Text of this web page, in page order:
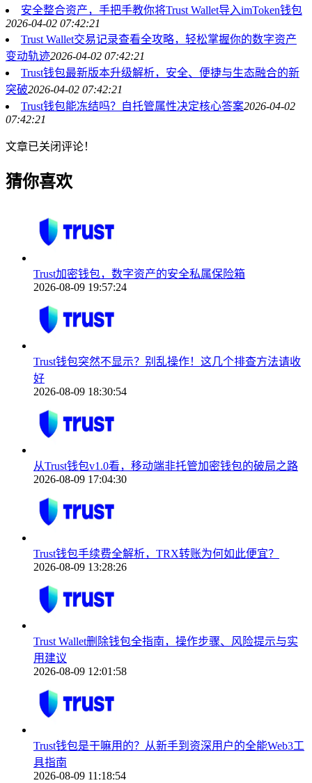
安全整合资产，手把手教你将Trust Wallet导入imToken钱包
2026-04-02 07:42:21
Trust Wallet交易记录查看全攻略，轻松掌握你的数字资产
变动轨迹2026-04-02 07:42:21
Trust钱包最新版本升级解析，安全、便捷与生态融合的新
突破2026-04-02 07:42:21
Trust钱包能冻结吗？自托管属性决定核心答案2026-04-02
07:42:21
文章已关闭评论！
猜你喜欢
Trust加密钱包，数字资产的安全私属保险箱
2026-08-09 19:57:24
Trust钱包突然不显示？别乱操作！这几个排查方法请收
好
2026-08-09 18:30:54
从Trust钱包v1.0看，移动端非托管加密钱包的破局之路
2026-08-09 17:04:30
Trust钱包手续费全解析，TRX转账为何如此便宜？
2026-08-09 13:28:26
Trust Wallet删除钱包全指南，操作步骤、风险提示与实
用建议
2026-08-09 12:01:58
Trust钱包是干嘛用的？从新手到资深用户的全能Web3工
具指南
2026-08-09 11:18:54